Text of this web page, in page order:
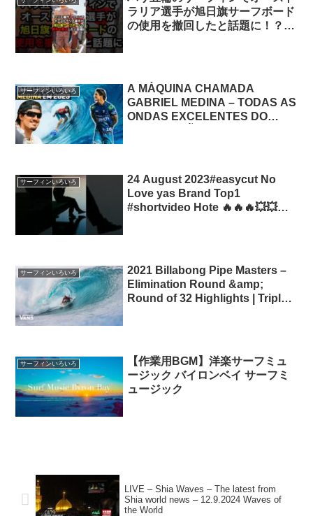
ラリア選手が旭日旗サーフボード
の使用を撤回したと話題に！？
サーフィンいろいろ
A MÁQUINA CHAMADA
GABRIEL MEDINA – TODAS AS
ONDAS EXCELENTES DO
サーフィンいろいろ
24 August 2023#easycut No
Love yas Brand Top1
#shortvideo Hote 🔥🔥🔥💥💥
サーフィンいろいろ
2021 Billabong Pipe Masters –
Elimination Round &amp;
Round of 32 Highlights | Triple
サーフィンいろいろ
【作業用BGM】洋楽サーフミュ
ージック バイロンベイ サーフミ
ュージック
LIVE – Shia Waves – The latest from
Shia world news – 12.9.2024 Waves of
the World